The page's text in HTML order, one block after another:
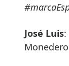
José Luis: